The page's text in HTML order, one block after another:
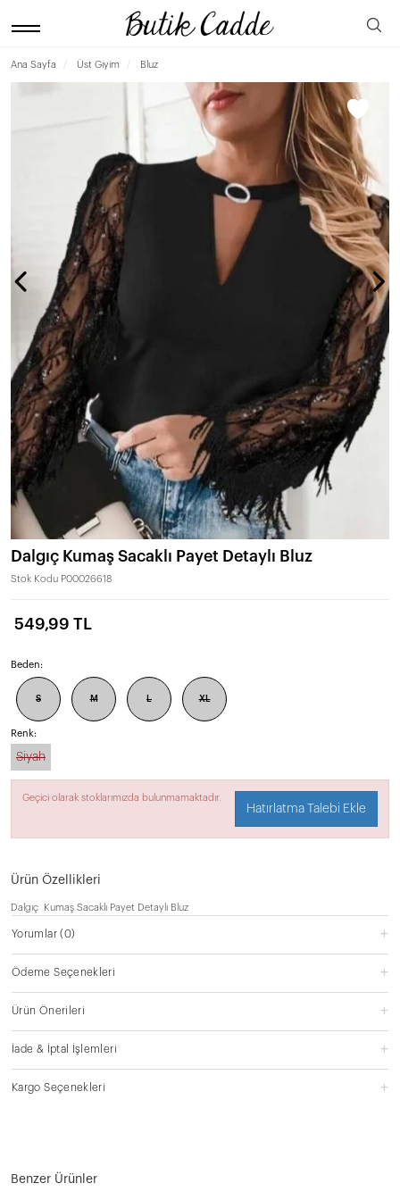
Ana Sayfa Üst Giyim Bluz
Dalgıç Kumaş Sacaklı Payet Detaylı Bluz
Stok Kodu P00026618
549,99 TL
Beden:
S M L XL
Renk:
Siyah
Geçici olarak stoklarımızda bulunmamaktadır.
Hatırlatma Talebi Ekle
Ürün Özellikleri
Dalgıç Kumaş Sacaklı Payet Detaylı Bluz
Yorumlar(0)
Ödeme Seçenekleri
Ürün Önerileri
İade & İptal İşlemleri
Kargo Seçenekleri
Benzer Ürünler